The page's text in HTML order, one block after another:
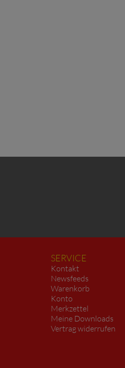
SERVICE
Kontakt
Newsfeeds
Warenkorb
Konto
Merkzettel
Meine Downloads
Vertrag widerrufen